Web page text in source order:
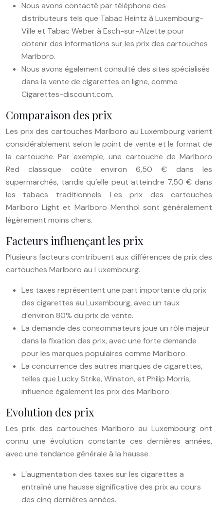
Nous avons contacté par téléphone des
distributeurs tels que Tabac Heintz à Luxembourg-
Ville et Tabac Weber à Esch-sur-Alzette pour
obtenir des informations sur les prix des cartouches
Marlboro.
Nous avons également consulté des sites spécialisés
dans la vente de cigarettes en ligne, comme
Cigarettes-discount.com.
Comparaison des prix
Les prix des cartouches Marlboro au Luxembourg varient
considérablement selon le point de vente et le format de
la cartouche. Par exemple, une cartouche de Marlboro
Red classique coûte environ 6,50 € dans les
supermarchés, tandis qu’elle peut atteindre 7,50 € dans
les tabacs traditionnels. Les prix des cartouches
Marlboro Light et Marlboro Menthol sont généralement
légèrement moins chers.
Facteurs influençant les prix
Plusieurs facteurs contribuent aux différences de prix des
cartouches Marlboro au Luxembourg.
Les taxes représentent une part importante du prix
des cigarettes au Luxembourg, avec un taux
d’environ 80% du prix de vente.
La demande des consommateurs joue un rôle majeur
dans la fixation des prix, avec une forte demande
pour les marques populaires comme Marlboro.
La concurrence des autres marques de cigarettes,
telles que Lucky Strike, Winston, et Philip Morris,
influence également les prix des Marlboro.
Evolution des prix
Les prix des cartouches Marlboro au Luxembourg ont
connu une évolution constante ces dernières années,
avec une tendance générale à la hausse.
L’augmentation des taxes sur les cigarettes a
entraîné une hausse significative des prix au cours
des cinq dernières années.